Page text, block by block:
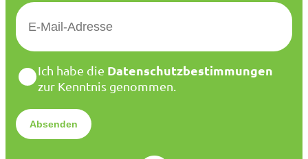
E
M
*
D
a
e
n
Ich habe die Datenschutzbestimmungen
zur Kenntnis genommen.